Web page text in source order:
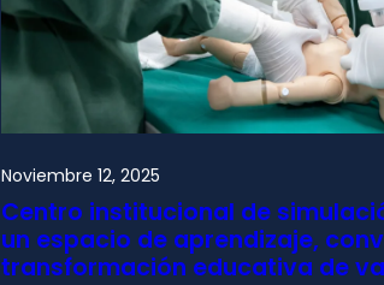
Noviembre 12, 2025
Centro institucional de
un espacio de aprendizaje,
transformación educativa de